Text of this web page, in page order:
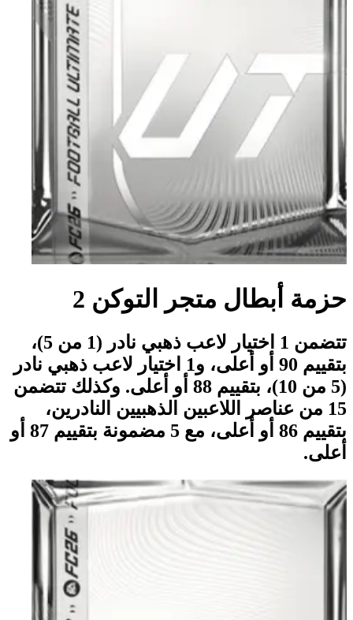
حزمة أبطال متجر التوكن 2
تتضمن 1 اختيار لاعب ذهبي نادر (1 من 5)،
بتقييم 90 أو أعلى، و1 اختيار لاعب ذهبي نادر
(5 من 10)، بتقييم 88 أو أعلى. وكذلك تتضمن
15 من عناصر اللاعبين الذهبيين النادرين،
بتقييم 86 أو أعلى، مع 5 مضمونة بتقييم 87 أو
أعلى.